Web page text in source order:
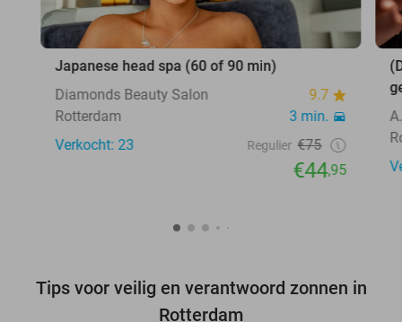
Japanese head spa (60 of 90 min)
Diamonds Beauty Salon
9.7
Rotterdam
3 min.
Verkocht: 23
Regulier €75
€44,95
Tips voor veilig en verantwoord zonnen in
Rotterdam